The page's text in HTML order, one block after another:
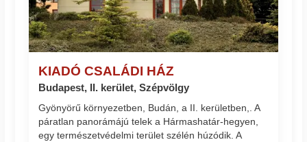
KIADÓ CSALÁDI HÁZ
Budapest, II. kerület, Szépvölgy
Gyönyörű környezetben, Budán, a II. kerületben,. A
páratlan panorámájú telek a Hármashatár-hegyen,
egy természetvédelmi terület szélén húzódik. A